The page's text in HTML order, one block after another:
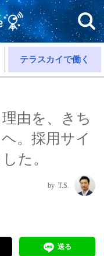
テラスカイで働く
由を、きち
。採用サイ
た。
T.S.
送る